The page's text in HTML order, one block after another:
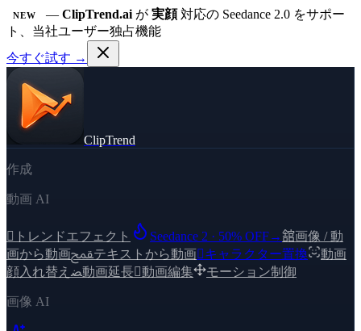
NEW — ClipTrend.aiが 実顔対応の Seedance 2.0 をサポー
ト、当社ユーザー独占機能
今すぐ試す →
ClipTrend
作成
動画 AI
 トレンドエフェクト Seedance 2 · 50% OFF→舘画像 / 動
画から動画ﵾテキストから動画キャラクター置換
動画
顔入れ替え ﻀ動画延長動画編集 モーション制御
画像 AI